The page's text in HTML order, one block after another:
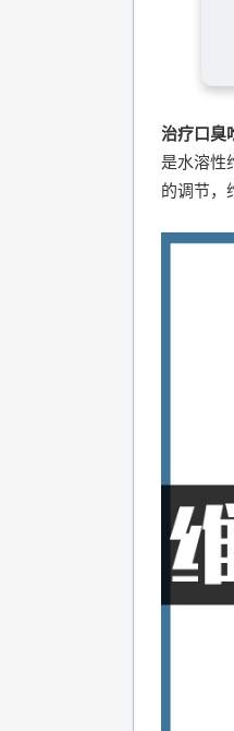
治疗口臭
是水溶性
的调节，